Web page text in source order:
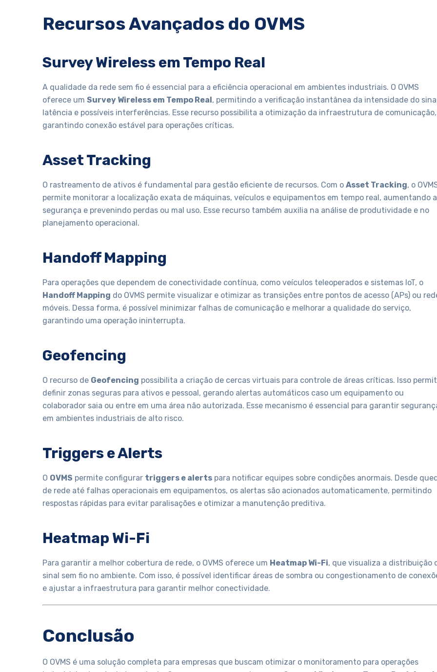
Recursos Avançados do OVMS
Survey Wireless em Tempo Real
A qualidade da rede sem fio é essencial para a eficiência operacional em ambientes industriais. O OVMS
oferece um Survey Wireless em Tempo Real, permitindo a verificação instantânea da intensidade do
latência e possíveis interferências. Esse recurso possibilita a otimização da infraestrutura de comunicação,
garantindo conexão estável para operações críticas.
Asset Tracking
O rastreamento de ativos é fundamental para gestão eficiente de recursos. Com o Asset Tracking, o
permite monitorar a localização exata de máquinas, veículos e equipamentos em tempo real, aumentando a
segurança e prevenindo perdas ou mal uso. Esse recurso também auxilia na análise de produtividade e no
planejamento operacional.
Handoff Mapping
Para operações que dependem de conectividade contínua, como veículos teleoperados e sistemas IoT, o
Handoff Mapping do OVMS permite visualizar e otimizar as transições entre pontos de acesso (APs) ou
móveis. Dessa forma, é possível minimizar falhas de comunicação e melhorar a qualidade do serviço,
garantindo uma operação ininterrupta.
Geofencing
O recurso de Geofencing possibilita a criação de cercas virtuais para controle de áreas críticas. Isso
definir zonas seguras para ativos e pessoal, gerando alertas automáticos caso um equipamento ou
colaborador saia ou entre em uma área não autorizada. Esse mecanismo é essencial para garantir
em ambientes industriais de alto risco.
Triggers e Alerts
O OVMS permite configurar triggers e alerts para notificar equipes sobre condições anormais. Desde
de rede até falhas operacionais em equipamentos, os alertas são acionados automaticamente, permitindo
respostas rápidas para evitar paralisações e otimizar a manutenção preditiva.
Heatmap Wi-Fi
Para garantir a melhor cobertura de rede, o OVMS oferece um Heatmap Wi-Fi, que visualiza a distribuição
sinal sem fio no ambiente. Com isso, é possível identificar áreas de sombra ou congestionamento de
e ajustar a infraestrutura para garantir melhor conectividade.
Conclusão
O OVMS é uma solução completa para empresas que buscam otimizar o monitoramento para operações